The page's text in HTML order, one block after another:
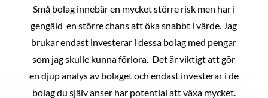
Små bolag innebär en mycket större risk men har i
gengäld en större chans att öka snabbt i värde. Jag
brukar endast investerar i dessa bolag med pengar
som jag skulle kunna förlora. Det är viktigt att gör
en djup analys av bolaget och endast investerar i de
bolag du själv anser har potential att växa mycket.